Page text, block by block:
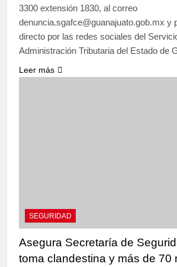
3300 extensión 1830, al correo
denuncia.sgafce@guanajuato.gob.mx y
directo por las redes sociales del
Administración Tributaria del Estado de
Leer más
SEGURIDAD
Asegura Secretaría de
toma clandestina y más de 70